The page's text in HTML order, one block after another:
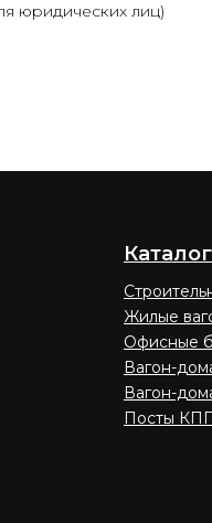
юридических лиц)
Жилые
Офисные
Вагон-
Вагон-
Посты